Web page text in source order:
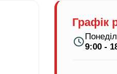
Графік
9:00 -